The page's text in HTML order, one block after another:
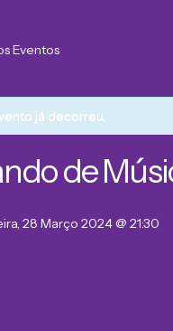
Eventos
já decorreu.
de
28 Março 2024 @ 21:30